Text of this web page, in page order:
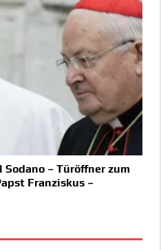
– Türöffner zum
Franziskus –